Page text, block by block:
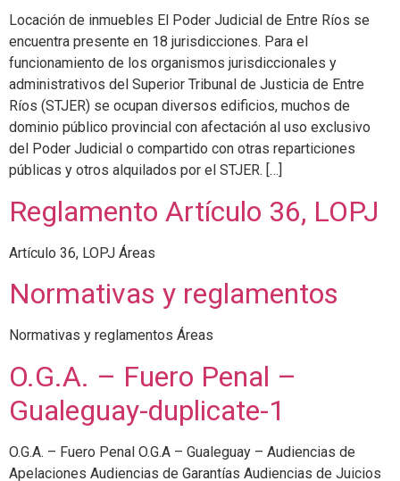
Locación de inmuebles El Poder Judicial de Entre Ríos se
encuentra presente en 18 jurisdicciones. Para el
funcionamiento de los organismos jurisdiccionales y
administrativos del Superior Tribunal de Justicia de Entre
Ríos (STJER) se ocupan diversos edificios, muchos de
dominio público provincial con afectación al uso exclusivo
del Poder Judicial o compartido con otras reparticiones
públicas y otros alquilados por el STJER. […]
Reglamento Artículo 36, LOPJ
Artículo 36, LOPJ Áreas
Normativas y reglamentos
Normativas y reglamentos Áreas
O.G.A. – Fuero Penal –
Gualeguay-duplicate-1
O.G.A. – Fuero Penal O.G.A – Gualeguay – Audiencias de
Apelaciones Audiencias de Garantías Audiencias de Juicios